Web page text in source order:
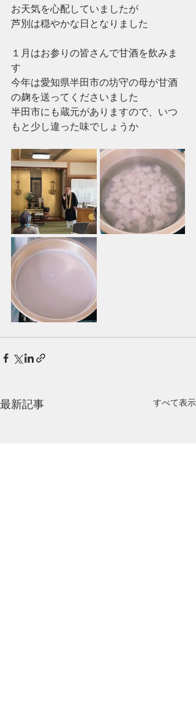
お天気を心配していましたが
芦別は穏やかな日となりました
１月はお参りの皆さんで甘酒を飲みま
す
今年は愛知県半田市の坊守の母が甘酒
の麹を送ってくださいました
半田市にも蔵元がありますので、いつ
もと少し違った味でしょうか
最新記事 すべて表示